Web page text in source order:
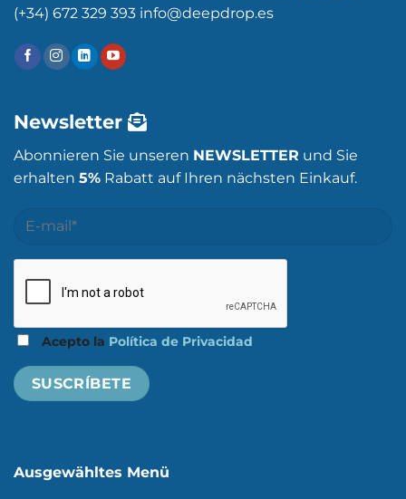
(+34) 672 329 393 info@deepdrop.es
Ausgewähltes Menü
Newsletter
Abonnieren Sie unseren NEWSLETTER und Sie
erhalten 5% Rabatt auf Ihren nächsten Einkauf.
Acepto la Política de Privacidad